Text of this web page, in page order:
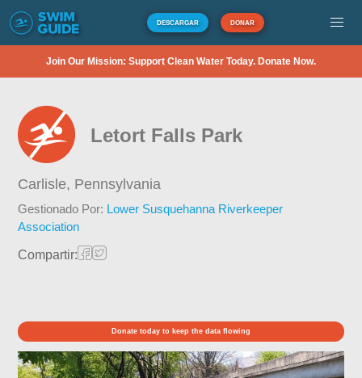
DESCARGAR DONAR
Join Our Mission: Support Clean Water Today. Donate Now.
Letort Falls Park
Carlisle, Pennsylvania
Gestionado Por: Lower Susquehanna Riverkeeper
Association
Compartir:
Donate today to keep the data flowing